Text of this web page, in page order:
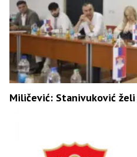
Miličević: Stanivuković želi